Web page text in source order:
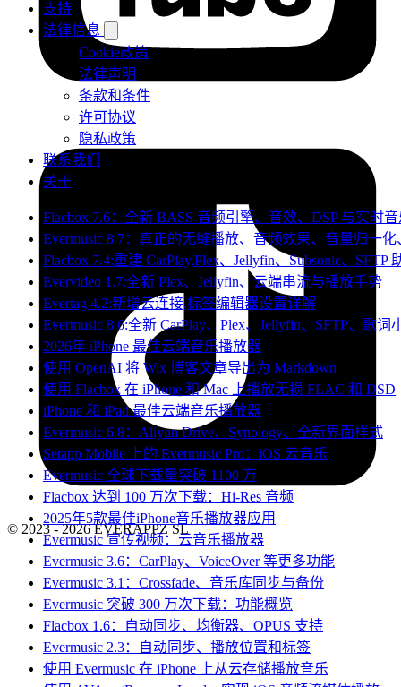
支持
法律信息
Cookie政策
法律声明
条款和条件
许可协议
隐私政策
联系我们
关于
Flacbox 7.6：全新 BASS 音频引擎、音效、DSP 与实时
Evermusic 8.7：真正的无缝播放、音频效果、音量归一
Flacbox 7.4:重建 CarPlay,Plex、Jellyfin、Subsonic、SFTP
Evervideo 1.7:全新 Plex、Jellyfin、云端串流与播放手势
Evertag 4.2:新增云连接,标签编辑器设置详解
Evermusic 8.6:全新 CarPlay、Plex、Jellyfin、SFTP、歌词
2026年 iPhone 最佳云端音乐播放器
使用 OpenAI 将 Wix 博客文章导出为 Markdown
使用 Flacbox 在 iPhone 和 Mac 上播放无损 FLAC 和 DSD
iPhone 和 iPad 最佳云端音乐播放器
Evermusic 6.8：Aliyun Drive、Synology、全新界面样式
Setapp Mobile 上的 Evermusic Pro：iOS 云音乐
Evermusic 全球下载量突破 1100 万
Flacbox 达到 100 万次下载：Hi-Res 音频
2025年5款最佳iPhone音乐播放器应用
Evermusic 宣传视频：云音乐播放器
Evermusic 3.6：CarPlay、VoiceOver 等更多功能
Evermusic 3.1：Crossfade、音乐库同步与备份
Evermusic 突破 300 万次下载：功能概览
Flacbox 1.6：自动同步、均衡器、OPUS 支持
Evermusic 2.3：自动同步、播放位置和标签
使用 Evermusic 在 iPhone 上从云存储播放音乐
© 2023 - 2026 EVERAPPZ SL